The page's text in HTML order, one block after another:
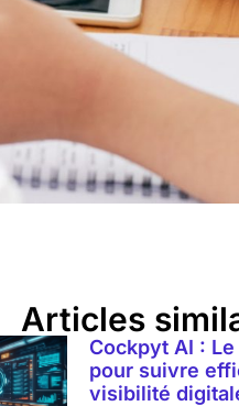
Articles
Cockpyt AI :
pour suivre
visibilité